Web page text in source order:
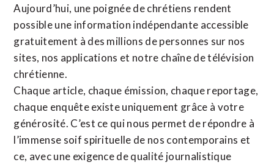
Aujourd’hui, une poignée de chrétiens rendent
possible une information indépendante accessible
gratuitement à des millions de personnes sur nos
sites, nos applications et notre chaîne de télévision
chrétienne.
Chaque article, chaque émission, chaque reportage,
chaque enquête existe uniquement grâce à votre
générosité. C’est ce qui nous permet de répondre à
l’immense soif spirituelle de nos contemporains et
ce, avec une exigence de qualité journalistique